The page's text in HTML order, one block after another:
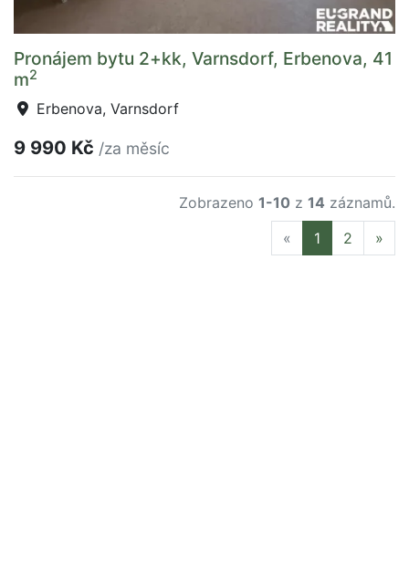
Pronájem bytu 2+kk, Varnsdorf, Erbenova, 41
m2
Erbenova, Varnsdorf
9 990 Kč /za měsíc
Zobrazeno 1-10 z 14 záznamů.
« Previous
1 2 »